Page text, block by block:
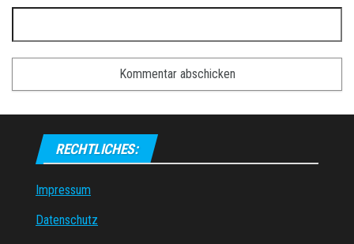
RECHTLICHES:
Impressum
Datenschutz